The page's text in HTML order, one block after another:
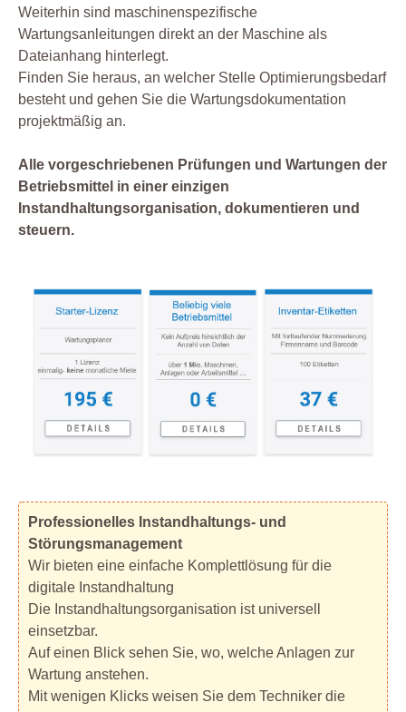
Weiterhin sind maschinenspezifische
Wartungsanleitungen direkt an der Maschine als
Dateianhang hinterlegt.
Finden Sie heraus, an welcher Stelle Optimierungsbedarf
besteht und gehen Sie die Wartungsdokumentation
projektmäßig an.
Alle vorgeschriebenen Prüfungen und Wartungen der
Betriebsmittel in einer einzigen
Instandhaltungsorganisation, dokumentieren und
steuern.
Professionelles Instandhaltungs- und
Störungsmanagement
Wir bieten eine einfache Komplettlösung für die
digitale Instandhaltung
Die Instandhaltungsorganisation ist universell
einsetzbar.
Auf einen Blick sehen Sie, wo, welche Anlagen zur
Wartung anstehen.
Mit wenigen Klicks weisen Sie dem Techniker die